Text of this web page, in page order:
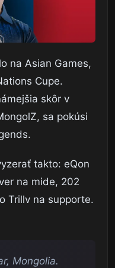
na Asian Games,
Cupe.
skôr v
sa pokúsi
takto: eQon
na mide, 202
Trillv na supporte.
Mongolia.